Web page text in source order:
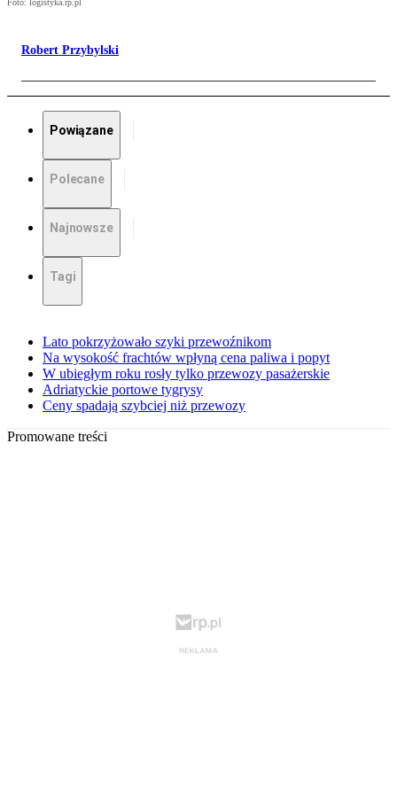
Foto: logistyka.rp.pl
Robert Przybylski
Powiązane
Polecane
Najnowsze
Tagi
Lato pokrzyżowało szyki przewoźnikom
Na wysokość frachtów wpłyną cena paliwa i popyt
W ubiegłym roku rosły tylko przewozy pasażerskie
Adriatyckie portowe tygrysy
Ceny spadają szybciej niż przewozy
Promowane treści